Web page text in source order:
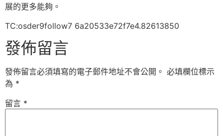
展的更多能夠。
TC:osder9follow7 6a20533e72f7e4.82613850
發佈留言
發佈留言必須填寫的電子郵件地址不會公開。 必填欄位標示
為 *
留言 *